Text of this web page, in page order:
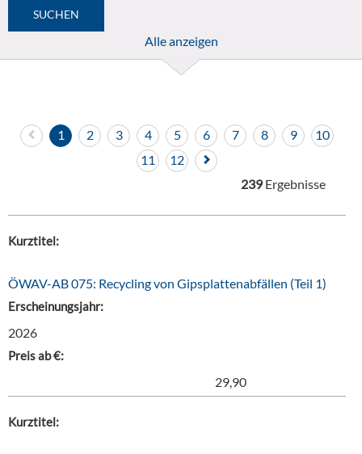
Alle anzeigen
1 2 3 4 5 6 7 8 9
10
11
12
239Ergebnisse
Kurztitel:
ÖWAV-AB 075: Recycling von Gipsplattenabfällen (Teil 1)
Erscheinungsjahr:
2026
Preis ab €:
29,90
Kurztitel: